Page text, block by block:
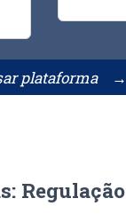
plataforma →
Regulação